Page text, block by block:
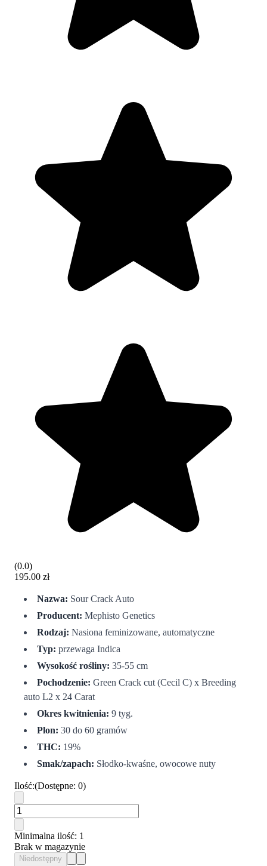
(0.0)
195.00 zł
Nazwa: Sour Crack Auto
Producent: Mephisto Genetics
Rodzaj: Nasiona feminizowane, automatyczne
Typ: przewaga Indica
Wysokość rośliny: 35-55 cm
Pochodzenie: Green Crack cut (Cecil C) x Breeding
auto L2 x 24 Carat
Okres kwitnienia: 9 tyg.
Plon: 30 do 60 gramów
THC: 19%
Smak/zapach: Słodko-kwaśne, owocowe nuty
Ilość:(Dostępne: 0)
Minimalna ilość: 1
Brak w magazynie
Niedostępny